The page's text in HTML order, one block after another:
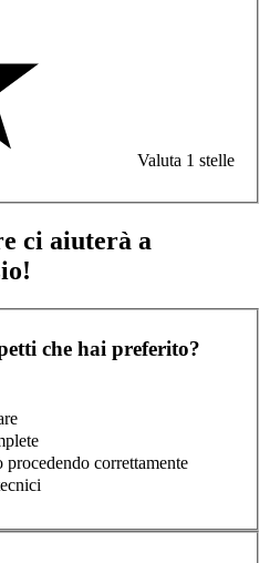
Valuta 1 stelle
ci aiuterà a
che hai preferito?
correttamente